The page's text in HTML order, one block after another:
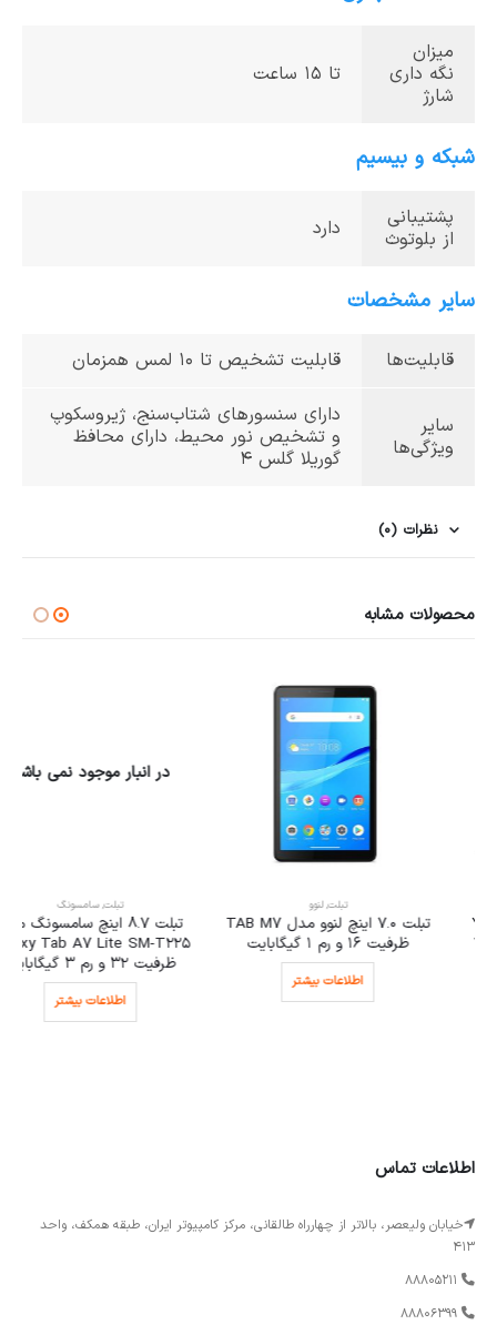
میزان
نگه داری
شارژ
تا 15 ساعت
شبکه و بیسیم
پشتیبانی
از بلوتوث
دارد
سایر مشخصات
قابلیت‌ها قابلیت تشخیص تا 10 لمس همزمان
سایر
ویژگی‌ها
دارای سنسورهای شتاب‌سنج، ژیروسکوپ
و تشخیص نور محیط، دارای محافظ
گوریلا گلس 4
نظرات (0)
محصولات مشابه
لنوو
تبلت 7.0 اینچ لنوو مدل TAB M7
ظرفیت 16 و رم 1 گیگابایت
اطلاعات بیشتر
در انبار موجود نمی باشد
سامسونگ
تبلت 8.7 اینچ سامسونگ مدل
Galaxy Tab A7 Lite SM-T225
ظرفیت 32 و رم 3 گیگابایت
اطلاعات بیشتر
اطلاعات تماس
خیابان ولیعصر، بالاتر از چهارراه طالقانی، مرکز کامپیوتر ایران، طبقه همکف، واحد
413
88805211
88806399